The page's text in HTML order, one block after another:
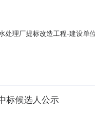
处理厂提标改造工程-建设
质量标准合格第二名
标候选人公示